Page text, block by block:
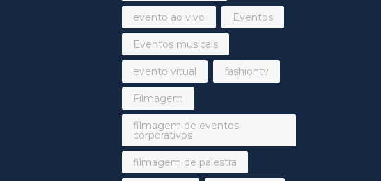
evento ao vivo Eventos
Eventos musicais
evento vitual fashiontv
Filmagem
filmagem de eventos
corporativos
filmagem de palestra